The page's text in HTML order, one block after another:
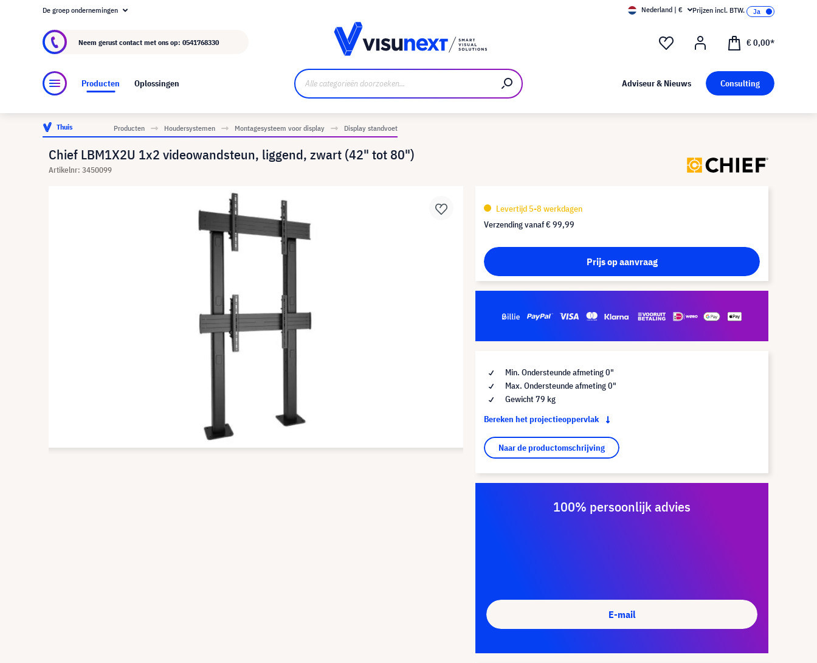
Over visunext.nl
De groep ondernemingen Nederland | € Prijzen incl. BTW.
Neem gerust contact met ons op: 0541768330 € 0,00*
Producten Oplossingen Adviseur & Nieuws Consulting
Thuis Producten Houdersystemen Montagesysteem voor display Display standvoet
Chief LBM1X2U 1x2 videowandsteun, liggend, zwart (42" tot 80")
Artikelnr: 3450099
Levertijd 5-8 werkdagen
Verzending vanaf€ 99,99
Prijs op aanvraag
Min. Ondersteunde afmeting 0"
Max. Ondersteunde afmeting 0"
Gewicht 79 kg
Bereken het projectieoppervlak
Naar de productomschrijving
100% persoonlijk advies
E-mail